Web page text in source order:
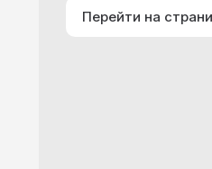
Перейти на